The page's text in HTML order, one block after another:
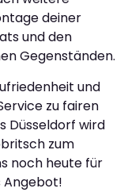
deiner
und den
Gegenständen.
und
zu fairen
Düsseldorf wird
zum
noch heute für
Angebot!